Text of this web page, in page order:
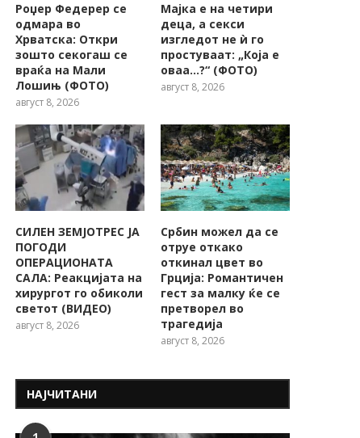
Роџер Федерер се
одмара во
Хрватска: Откри
зошто секогаш се
враќа на Мали
Лошињ (ФОТО)
август 8, 2026
Мајка е на четири
деца, а секси
изгледот не ѝ го
простуваат: „Која е
оваа…?“ (ФОТО)
август 8, 2026
СИЛЕН ЗЕМЈОТРЕС ЈА
ПОГОДИ
ОПЕРАЦИОНАТА
САЛА: Реакцијата на
хирургот го обиколи
светот (ВИДЕО)
август 8, 2026
Србин можел да се
отруе откако
откинал цвет во
Грција: Романтичен
гест за малку ќе се
претворел во
трагедија
август 8, 2026
НАЈЧИТАНИ